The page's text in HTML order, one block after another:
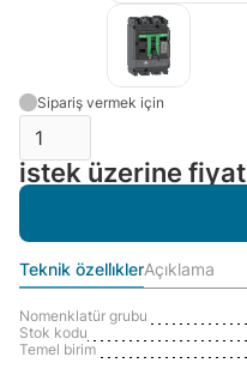
Sipariş vermek için
istek üzerine fiyat
Teknik özelli̇klerAçıklama
Nomenklatür grubu
Stok kodu
Temel birim